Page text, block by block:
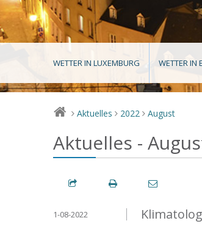
WETTER IN LUXEMBURG WETTER IN
> Aktuelles > 2022 > August
Aktuelles -
1-08-2022